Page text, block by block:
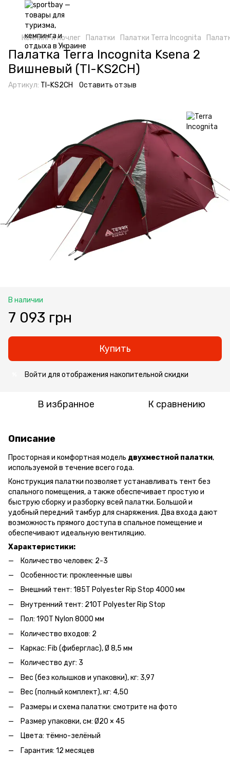
Кемпинг и ночлег Палатки Палатки Terra Incognita
Палатка Terra Incognita Ksena 2
Вишневый (TI-KS2CH)
Артикул: TI-KS2CH Оставить отзыв
В наличии
7 093 грн
Купить
Войти для отображения накопительной скидки
В избранное К сравнению
Описание
Просторная и комфортная модель двухместной палатки,
используемой в течение всего года.
Конструкция палатки позволяет устанавливать тент без
спального помещения, а также обеспечивает простую и
быструю сборку и разборку всей палатки. Большой и
удобный передний тамбур для снаряжения. Два входа дают
возможность прямого доступа в спальное помещение и
обеспечивают идеальную вентиляцию.
Характеристики:
Количество человек: 2-3
Особенности: проклеенные швы
Внешний тент: 185T Polyester Rip Stop 4000 мм
Внутренний тент: 210T Polyester Rip Stop
Пол: 190T Nylon 8000 мм
Количество входов: 2
Каркас: Fib (фиберглас), Ø 8,5 мм
Количество дуг: 3
Вес (без колышков и упаковки), кг: 3,97
Вес (полный комплект), кг: 4,50
Размеры и схема палатки: смотрите на фото
Размер упаковки, см: Ø20 × 45
Цвета: тёмно-зелёный
Гарантия: 12 месяцев